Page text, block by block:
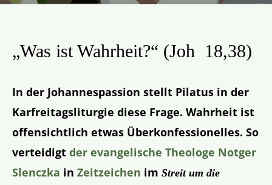
„Was ist Wahrheit?“ (Joh 18,38)
In der Johannespassion stellt Pilatus in der
Karfreitagsliturgie diese Frage. Wahrheit ist
offensichtlich etwas Überkonfessionelles. So
verteidigt der evangelische Theologe Notger
Slenczka in Zeitzeichen im Streit um die